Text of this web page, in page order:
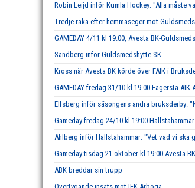
Robin Leijd inför Kumla Hockey: "Alla måste
Tredje raka efter hemmaseger mot
GAMEDAY 4/11 kl 19.00, Avesta BK-
Sandberg inför Guldsmedshytte SK
Kross när Avesta BK körde över FAIK i
GAMEDAY fredag 31/10 kl 19.00 Fagersta AIK-
Elfsberg inför säsongens andra bruksderby:
Gameday fredag 24/10 kl 19:00
Ahlberg inför Hallstahammar: "Vet vad vi ska
Gameday tisdag 21 oktober kl 19:00 Avesta
ABK breddar sin trupp